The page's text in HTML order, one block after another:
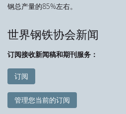
钢总产量的85%左右。
世界钢铁协会新闻
订阅接收新闻稿和期刊服务：
订阅
管理您当前的订阅